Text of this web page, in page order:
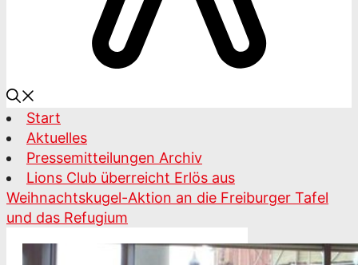
Start
Aktuelles
Pressemitteilungen Archiv
Lions Club überreicht Erlös aus
Weihnachtskugel-Aktion an die Freiburger Tafel
und das Refugium